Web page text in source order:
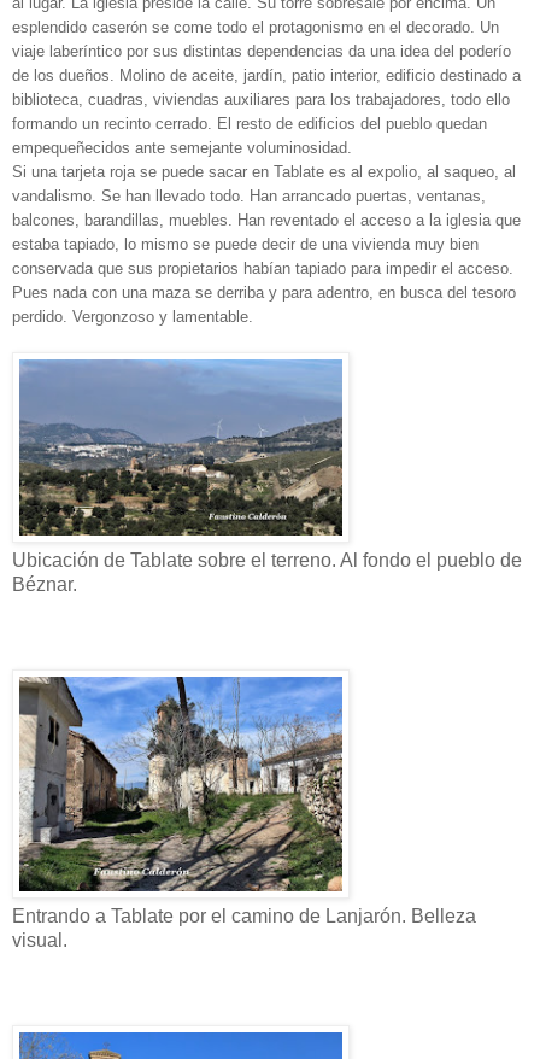
esplendido caserón se come todo el protagonismo en el decorado. Un
viaje laberíntico por sus distintas dependencias da una idea del poderío
de los dueños. Molino de aceite, jardín, patio interior, edificio destinado a
biblioteca, cuadras, viviendas auxiliares para los trabajadores, todo ello
formando un recinto cerrado. El resto de edificios del pueblo quedan
empequeñecidos ante semejante voluminosidad.
Si una tarjeta roja se puede sacar en Tablate es al expolio, al saqueo, al
vandalismo. Se han llevado todo. Han arrancado puertas, ventanas,
balcones, barandillas, muebles. Han reventado el acceso a la iglesia que
estaba tapiado, lo mismo se puede decir de una vivienda muy bien
conservada que sus propietarios habían tapiado para impedir el acceso.
Pues nada con una maza se derriba y para adentro, en busca del tesoro
perdido. Vergonzoso y lamentable.
Ubicación de Tablate sobre el terreno. Al fondo el pueblo de
Béznar.
Entrando a Tablate por el camino de Lanjarón. Belleza
visual.